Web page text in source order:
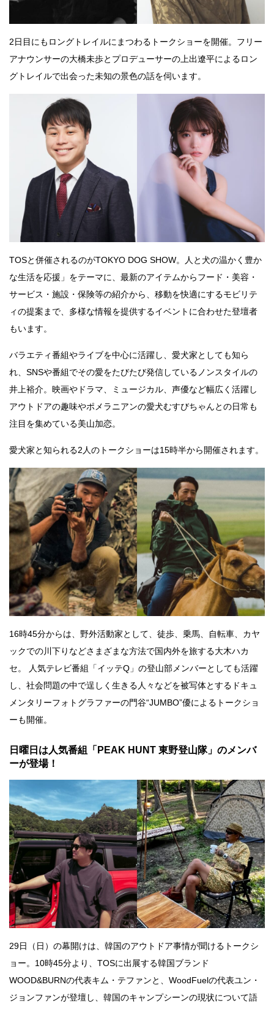
2日目にもロングトレイルにまつわるトークショーを開催。フリー
アナウンサーの大橋未歩とプロデューサーの上出遼平によるロン
グトレイルで出会った未知の景色の話を伺います。
TOSと併催されるのがTOKYO DOG SHOW。人と犬の温かく豊か
な生活を応援」をテーマに、最新のアイテムからフード・美容・
サービス・施設・保険等の紹介から、移動を快適にするモビリテ
ィの提案まで、多様な情報を提供するイベントに合わせた登壇者
もいます。
バラエティ番組やライブを中心に活躍し、愛犬家としても知ら
れ、SNSや番組でその愛をたびたび発信しているノンスタイルの
井上裕介。映画やドラマ、ミュージカル、声優など幅広く活躍し
アウトドアの趣味やポメラニアンの愛犬むすびちゃんとの日常も
注目を集めている美山加恋。
愛犬家と知られる2人のトークショーは15時半から開催されます。
16時45分からは、野外活動家として、徒歩、乗馬、自転車、カヤ
ックでの川下りなどさまざまな方法で国内外を旅する大木ハカ
セ。 人気テレビ番組「イッテQ」の登山部メンバーとしても活躍
し、社会問題の中で逞しく生きる人々などを被写体とするドキュ
メンタリーフォトグラファーの門谷“JUMBO”優によるトークショ
ーも開催。
日曜日は人気番組「PEAK HUNT 東野登山隊」のメンバ
ーが登場！
29日（日）の幕開けは、韓国のアウトドア事情が聞けるトークシ
ョー。10時45分より、TOSに出展する韓国ブランド
WOOD&BURNの代表キム・テファンと、WoodFuelの代表ユン・
ジョンファンが登壇し、韓国のキャンプシーンの現状について語